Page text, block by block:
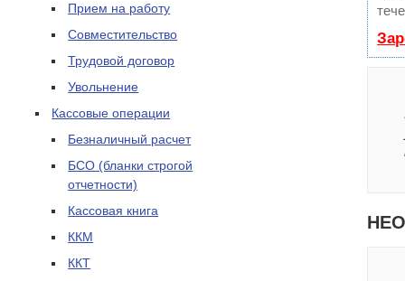
Прием на работу
Совместительство
Трудовой договор
Увольнение
Кассовые операции
Безналичный расчет
БСО (бланки строгой
отчетности)
Кассовая книга
ККМ
ККТ